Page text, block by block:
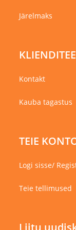
Järelmaks
Kontakt
Kauba tagastus
TEIE
Logi sisse/
Teie tellimused